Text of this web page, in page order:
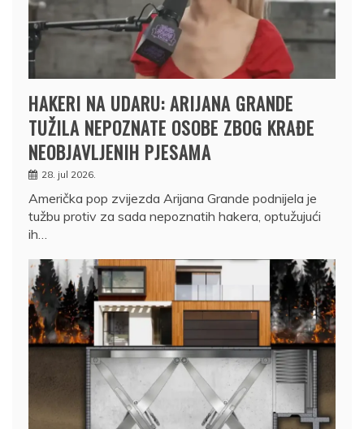
HAKERI NA UDARU: ARIJANA GRANDE
TUŽILA NEPOZNATE OSOBE ZBOG KRAĐE
NEOBJAVLJENIH PJESAMA
28. jul 2026.
Američka pop zvijezda Arijana Grande podnijela je
tužbu protiv za sada nepoznatih hakera, optužujući
ih…